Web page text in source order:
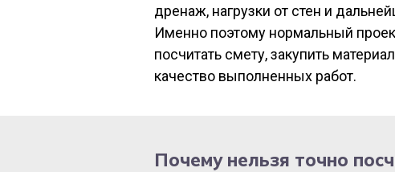
дренаж, нагрузки от стен и
Именно поэтому нормальный
посчитать смету, закупить
качество выполненных работ.
Почему нельзя точно